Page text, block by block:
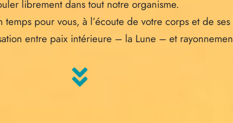
librement dans tout notre organisme.
pour vous, à l’écoute de votre corps et de
entre paix intérieure – la Lune – et